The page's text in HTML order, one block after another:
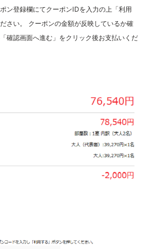
ン登録欄にてクーポンIDを入力の上「利用
さい。 クーポンの金額が反映しているか確
確認画面へ進む」をクリック後お支払いくだ